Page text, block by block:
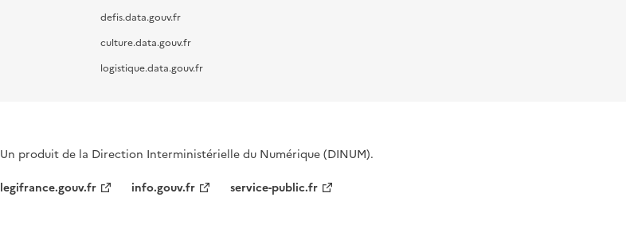
defis.data.gouv.fr
culture.data.gouv.fr
logistique.data.gouv.fr
Un produit de la Direction Interministérielle du Numérique (DINUM).
legifrance.gouv.fr
info.gouv.fr service-public.fr